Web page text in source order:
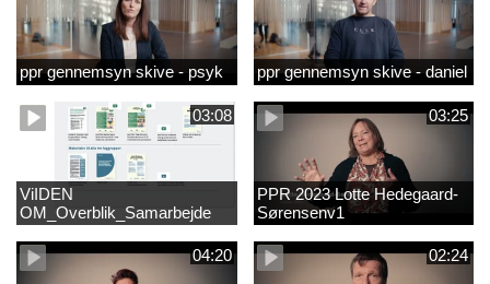
ppr gennemsyn skive - psyk ppr gennemsyn skive - daniel
03:08
ViIDEN
OM_Overblik_Samarbejde
med forældre om sproglig
udvikling og forebyggelse af
læsevanskelighede
03:25
PPR 2023 Lotte Hedegaard-
Sørensenv1
04:20 02:24